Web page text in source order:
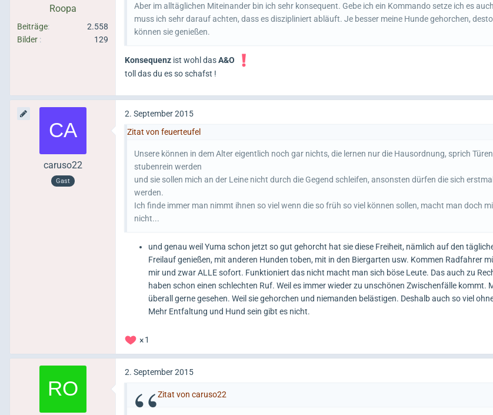
Roopa
Beiträge
2.558
Bilder
129
Aber im alltäglichen Miteinander bin ich sehr konsequent. Gebe ich ein Kommando setze ich es
muss ich sehr darauf achten, dass es diszipliniert abläuft. Je besser meine Hunde gehorchen,
können sie genießen.
Konsequenz ist wohl dasA&O
toll das du es so schafst !
caruso22
Gast
2. September 2015
Zitat von feuerteufel
Unsere können in dem Alter eigentlich noch gar nichts, die lernen nur die Hausordnung, sprich
stubenrein werden
und sie sollen mich an der Leine nicht durch die Gegend schleifen, ansonsten dürfen die sich
werden.
Ich finde immer man nimmt ihnen so viel wenn die so früh so viel können sollen, macht man doch
nicht...
und genau weil Yuma schon jetzt so gut gehorcht hat sie diese Freiheit, nämlich auf den
Freilauf genießen, mit anderen Hunden toben, mit in den Biergarten usw. Kommen Radfahrer
mir und zwar ALLE sofort. Funktioniert das nicht macht man sich böse Leute. Das auch zu
haben schon einen schlechten Ruf. Weil es immer wieder zu unschönen Zwischenfälle kommt.
überall gerne gesehen. Weil sie gehorchen und niemanden belästigen. Deshalb auch so viel
Mehr Entfaltung und Hund sein gibt es nicht.
1
2. September 2015
Zitat von caruso22